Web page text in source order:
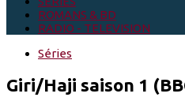
ROMANS & BD
RADIO - TELEVISION
Séries
Giri/Haji saison 1